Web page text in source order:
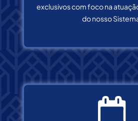
exclusivos com foco na
do nosso